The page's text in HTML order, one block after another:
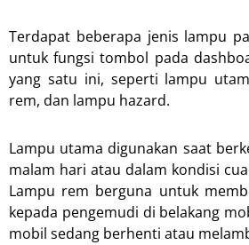
Terdapat beberapa jenis lampu
untuk fungsi tombol pada
yang satu ini, seperti lampu
rem, dan lampu hazard.
Lampu utama digunakan saat
malam hari atau dalam kondisi
Lampu rem berguna untuk
kepada pengemudi di belakang
mobil sedang berhenti atau